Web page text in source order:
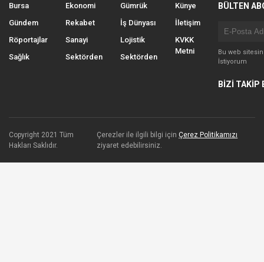
Bursa
Gündem
Röportajlar
Sağlık
Ekonomi
Rekabet
Sanayi
Sektörden
Gümrük
İş Dünyası
Lojistik
Sektörden
Künye
İletişim
KVKK
Metni
BÜLTEN
Bu web
İstiyorum
BİZİ TAKİP
Copyright 2021 Tüm
Hakları Saklıdır.
Çerezler ile ilgili bilgi içinÇerez Politikamızı
ziyaret edebilirsiniz.